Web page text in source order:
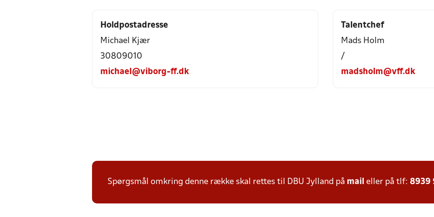
Holdpostadresse
Michael Kjær
30809010
michael@viborg-ff.dk
Talentchef
Mads Holm
/
madsholm@vff.dk
Spørgsmål omkring denne række skal rettes til DBU Jylland på mail eller på tlf: 8939